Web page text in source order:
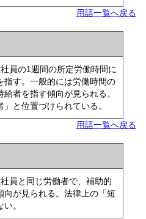
用語一覧へ戻る
員の1週間の所定労働時間に
指す。一般的には労働時間の
者を指す傾向が見られる。
と位置づけられている。
用語一覧へ戻る
員と同じ労働者で、補助的
向が見られる。法律上の「短
。